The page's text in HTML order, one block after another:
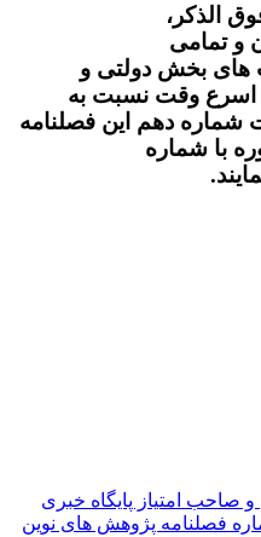
الذکر،
و تمامی
های بخش دولتی و
اسرع وقت نسبت به
شماره دهم این فصلنامه
با شماره
امتیاز پایگاه خبری
فصلنامه پژوهش های نوین